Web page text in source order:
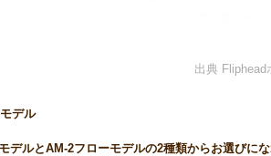
出典 Fliphead
デル
デルとAM-2フローモデルの2種類からお選びにな